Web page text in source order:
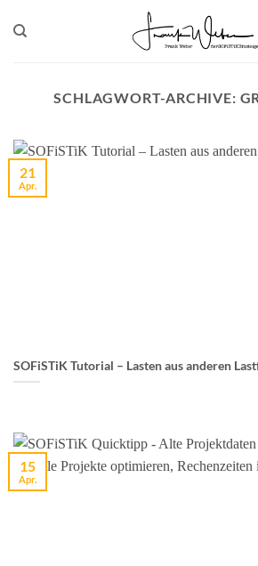
Inhalt
SCHLAGWORT-ARCHIVE:
SOFiSTiK Tutorial – Lasten aus anderen
21
Apr.
15
Apr.